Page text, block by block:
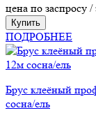
цена по заспросу
Купить
ПОДРОБНЕЕ
Брус клеёный
сосна/ель